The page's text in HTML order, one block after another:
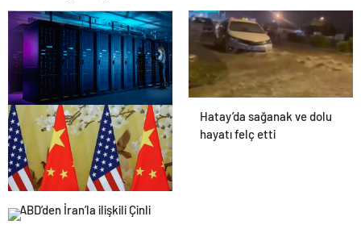
Satın Almanın Yeni Adresi
Datahost İle Güvenilir
Sunucu Hizmetleri
Hatay’da sağanak ve dolu
hayatı felç etti
ABD’den İran’la ilişkili Çinli